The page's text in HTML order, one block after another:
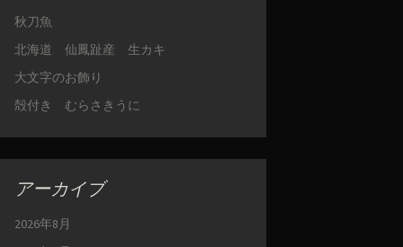
秋刀魚
北海道 仙鳳趾産 生カキ
大文字のお飾り
殻付き むらさきうに
アーカイブ
2026年8月